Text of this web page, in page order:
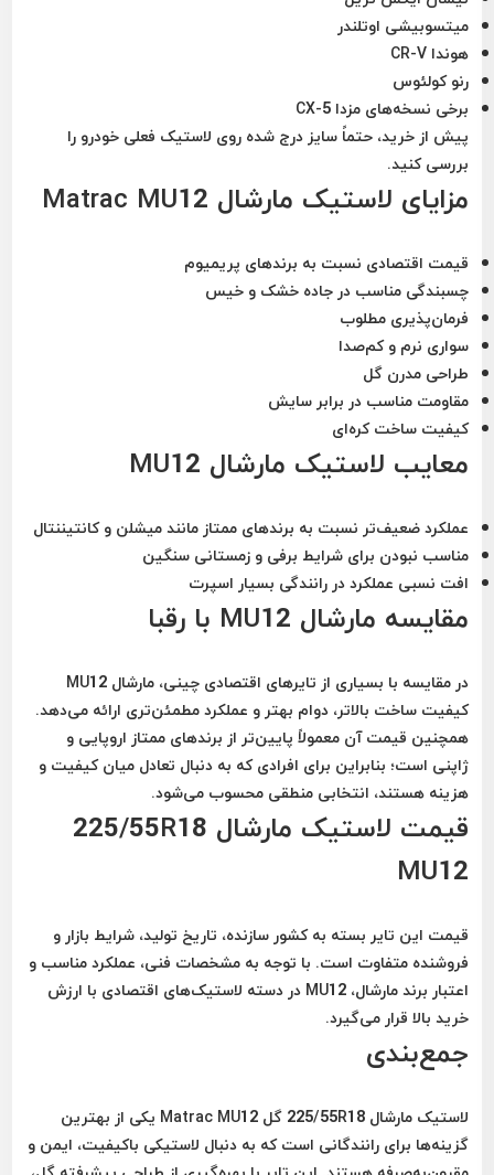
میتسوبیشی اوتلندر
هوندا CR-V
رنو کولئوس
برخی نسخه‌های مزدا CX-5
پیش از خرید، حتماً سایز درج شده روی لاستیک فعلی خودرو را
بررسی کنید.
مزایای لاستیک مارشال Matrac MU12
قیمت اقتصادی نسبت به برندهای پریمیوم
چسبندگی مناسب در جاده خشک و خیس
فرمان‌پذیری مطلوب
سواری نرم و کم‌صدا
طراحی مدرن گل
مقاومت مناسب در برابر سایش
کیفیت ساخت کره‌ای
معایب لاستیک مارشال MU12
عملکرد ضعیف‌تر نسبت به برندهای ممتاز مانند میشلن و کانتیننتال
مناسب نبودن برای شرایط برفی و زمستانی سنگین
افت نسبی عملکرد در رانندگی بسیار اسپرت
مقایسه مارشال MU12 با رقبا
در مقایسه با بسیاری از تایرهای اقتصادی چینی، مارشال MU12
کیفیت ساخت بالاتر، دوام بهتر و عملکرد مطمئن‌تری ارائه می‌دهد.
همچنین قیمت آن معمولاً پایین‌تر از برندهای ممتاز اروپایی و
ژاپنی است؛ بنابراین برای افرادی که به دنبال تعادل میان کیفیت و
هزینه هستند، انتخابی منطقی محسوب می‌شود.
قیمت لاستیک مارشال 225/55R18
MU12
قیمت این تایر بسته به کشور سازنده، تاریخ تولید، شرایط بازار و
فروشنده متفاوت است. با توجه به مشخصات فنی، عملکرد مناسب و
اعتبار برند مارشال، MU12 در دسته لاستیک‌های اقتصادی با ارزش
خرید بالا قرار می‌گیرد.
جمع‌بندی
لاستیک مارشال 225/55R18 گل Matrac MU12 یکی از بهترین
گزینه‌ها برای رانندگانی است که به دنبال لاستیکی باکیفیت، ایمن و